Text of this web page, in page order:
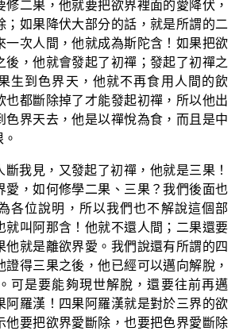
修二果，他就要把欲界裡面的愛降伏，
；如果降伏大部分的話，就是所謂的二
一次人間，他就成為斯陀含！如果把欲
後，他就會發起了初禪；發起了初禪之
生到色界天，他就不再食用人間的飲
也都斷除掉了才能發起初禪，所以他出
色界天去，他是以禪悅為食，而且是中
斷我見，又發起了初禪，他就是三果！
愛，如何修學二果、三果？我們後面也
各位說明，所以我們也不解說這個部
就叫阿那含！他就不還人間；二果還要
他就是離欲界愛。我們說還有所謂的四
證得三果之後，他已經可以邁向解脫，
可是要能夠現世解脫，還要往前再邁
阿羅漢！四果阿羅漢就是對於三界的欲
他要把欲界愛斷除，也要把色界愛斷除